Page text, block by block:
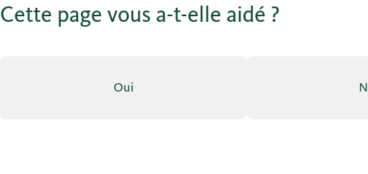
Cette page vous a-t-elle aidé ?
Oui